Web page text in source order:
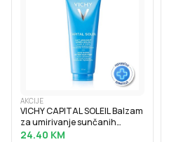
AKCIJE
VICHY CAPITAL SOLEIL Balzam
za umirivanje sunčanih
opeklina, 100 ml
24.40 KM